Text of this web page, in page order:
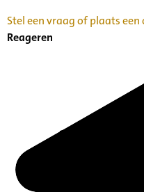
Stel een vraag of plaats
Reageren